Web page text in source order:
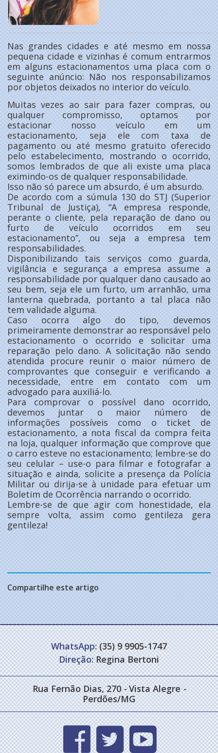
Nas grandes cidades e até mesmo em nossa
pequena cidade e vizinhas é comum entrarmos
em alguns estacionamentos uma placa com o
seguinte anúncio: Não nos responsabilizamos
por objetos deixados no interior do veículo.
Muitas vezes ao sair para fazer compras, ou
qualquer compromisso, optamos por
estacionar nosso veículo em um
estacionamento, seja ele com taxa de
pagamento ou até mesmo gratuito oferecido
pelo estabelecimento, mostrando o ocorrido,
somos lembrados de que ali existe uma placa
eximindo-os de qualquer responsabilidade.
Isso não só parece um absurdo, é um absurdo.
De acordo com a súmula 130 do STJ (Superior
Tribunal de Justiça), “A empresa responde,
perante o cliente, pela reparação de dano ou
furto de veículo ocorridos em seu
estacionamento”, ou seja a empresa tem
responsabilidades.
Disponibilizando tais serviços como guarda,
vigilância e segurança a empresa assume a
responsabilidade por qualquer dano causado ao
seu bem, seja ele um furto, um arranhão, uma
lanterna quebrada, portanto a tal placa não
tem validade alguma.
Caso ocorra algo do tipo, devemos
primeiramente demonstrar ao responsável pelo
estacionamento o ocorrido e solicitar uma
reparação pelo dano. A solicitação não sendo
atendida procure reunir o maior número de
comprovantes que conseguir e verificando a
necessidade, entre em contato com um
advogado para auxiliá-lo.
Para comprovar o possível dano ocorrido,
devemos juntar o maior número de
informações possíveis como o ticket de
estacionamento, a nota fiscal da compra feita
na loja, qualquer informação que comprove que
o carro esteve no estacionamento; lembre-se do
seu celular – use-o para filmar e fotografar a
situação e ainda, solicite a presença da Polícia
Militar ou dirija-se à unidade para efetuar um
Boletim de Ocorrência narrando o ocorrido.
Lembre-se de que agir com honestidade, ela
sempre volta, assim como gentileza gera
gentileza!
Compartilhe este artigo
WhatsApp:(35) 9 9905-1747
Direção:Regina Bertoni
Rua Fernão Dias, 270- Vista Alegre-
Perdões/MG